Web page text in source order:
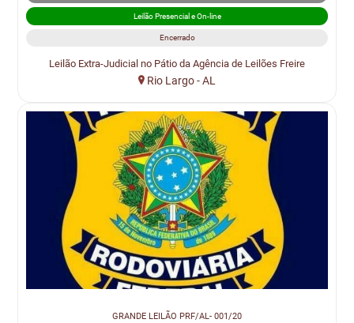
Leilão Presencial e On-line
Encerrado
Leilão Extra-Judicial no Pátio da Agência de Leilões Freire
Rio Largo - AL
GRANDE LEILÃO PRF/AL- 001/20